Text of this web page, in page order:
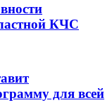
КЧС
для всей